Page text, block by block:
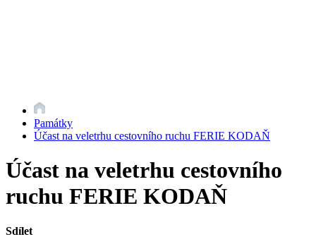
Památky
Účast na veletrhu cestovního ruchu FERIE KODAŇ
Účast na veletrhu cestovního
ruchu FERIE KODAŇ
Sdílet